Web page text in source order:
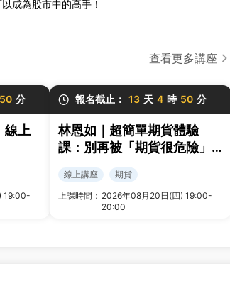
成為股市中的高手！
查看更多講座
50 分
線上
19:00-
報名截止： 13 天 4 時 50 分
林恩如｜超簡單期貨體驗
課：別再被「期貨很危險」
線上講座
期貨
上課時間： 2026年08月20日(四) 19:00-
20:00